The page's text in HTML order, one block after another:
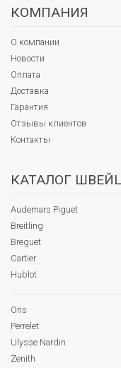
КОМПАНИЯ
О компании
Новости
Оплата
Доставка
Гарантия
Отзывы клиентов
Контакты
КАТАЛОГ
Audemars Piguet
Breitling
Breguet
Cartier
Hublot
Oris
Perrelet
Ulysse Nardin
Zenith